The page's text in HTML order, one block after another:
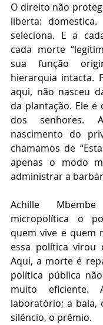
O direito não
liberta: domestica.
seleciona. E a
cada morte
sua função
hierarquia intacta.
aqui, não nasceu
da plantação. Ele
dos senhores.
nascimento do
chamamos de
apenas o modo
administrar a
Achille
micropolítica o
quem vive e quem
essa política virou
Aqui, a morte é
política pública
muito
laboratório; a bala,
silêncio, o prêmio.